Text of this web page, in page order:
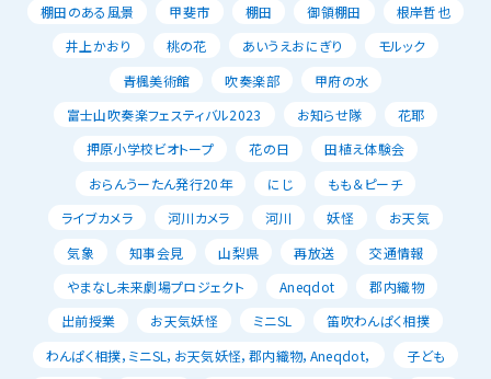
棚田のある風景
甲斐市 棚田 御領棚田
根岸哲也
井上かおり
桃の花 あいうえおにぎり
モルック
青楓美術館
吹奏楽部
甲府の水
富士山吹奏楽フェスティバル2023
お知らせ隊
花耶
押原小学校ビオトープ
花の日
田植え体験会
おらんうーたん発行20年
にじ
もも＆ピーチ
ライブカメラ
河川カメラ 河川 妖怪
お天気
気象
知事会見 山梨県 再放送
交通情報
やまなし未来劇場プロジェクト
Aneqdot
郡内織物
出前授業
お天気妖怪 ミニSL
笛吹わんぱく相撲
わんぱく相撲，ミニSL，お天気妖怪，郡内織物，Aneqdot，
子ども